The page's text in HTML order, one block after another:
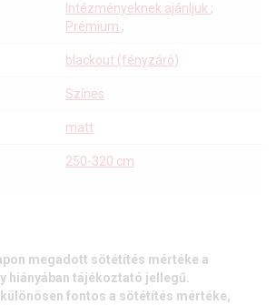
Intézményeknek ajánljuk ;
Prémium ;
blackout (fényzáró)
Színes
matt
250-320 cm
megadott sötétítés mértéke a
hiányában tájékoztató jellegű.
különösen fontos a sötétítés mértéke,